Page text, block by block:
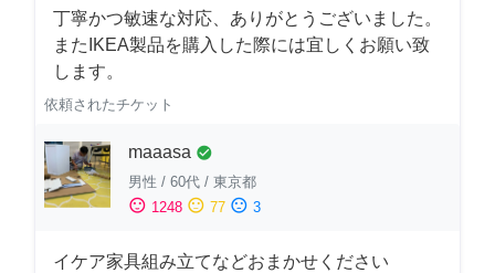
丁寧かつ敏速な対応、ありがとうございました。
またIKEA製品を購入した際には宜しくお願い致
します。
依頼されたチケット
maaasa check_circle
男性 / 60代 / 東京都
sentiment_satisfied 1248 sentiment_neutral 77 sentiment_dissatisfied 3
イケア家具組み立てなどおまかせください